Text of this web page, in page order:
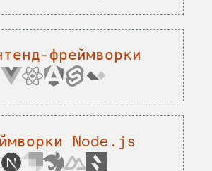
фреймворки
Node.js